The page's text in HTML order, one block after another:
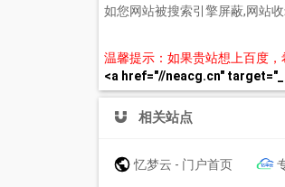
如您网站被搜索引擎屏蔽,网站
温馨提示：如果贵站想上百度
<a href="//neacg.cn"
相关站点
忆梦云 - 门户首页 专